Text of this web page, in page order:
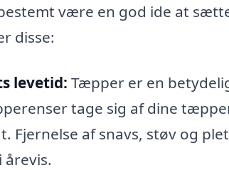
være en god ide at
disse:
levetid: Tæpper er en
tage sig af dine
Fjernelse af snavs, støv og